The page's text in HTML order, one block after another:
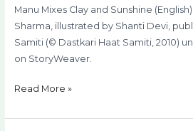
Manu Mixes Clay and Sunshine
Sharma, illustrated by Shanti Devi,
Samiti (© Dastkari Haat Samiti, 2010)
on StoryWeaver.
Sunshine
(narrated
by
Sitara
Read More »